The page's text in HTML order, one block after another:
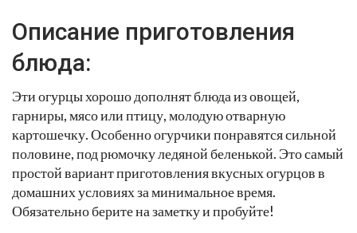
Описание приготовления
блюда:
Эти огурцы хорошо дополнят блюда из овощей,
гарниры, мясо или птицу, молодую отварную
картошечку. Особенно огурчики понравятся сильной
половине, под рюмочку ледяной беленькой. Это самый
простой вариант приготовления вкусных огурцов в
домашних условиях за минимальное время.
Обязательно берите на заметку и пробуйте!